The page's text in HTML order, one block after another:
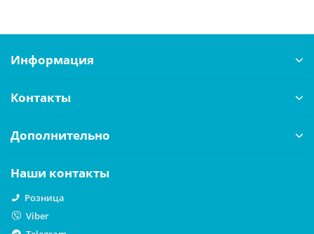
Информация
Контакты
Дополнительно
Наши контакты
Розница
Viber